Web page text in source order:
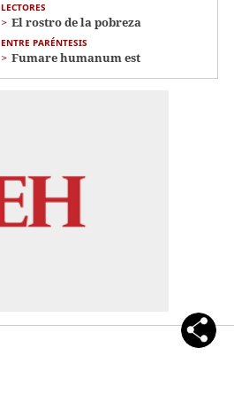
LECTORES
El rostro de la pobreza
ENTRE PARÉNTESIS
Fumare humanum est